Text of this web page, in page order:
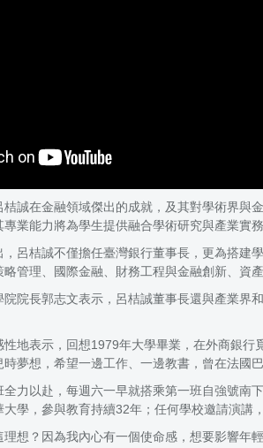
誠在金融領域傑出的成就，及其對學術界與
業能力將為學生提供融合學術研究與產業實
呂桔誠不僅擔任臺灣銀行董事長，更為搭建
管理、國際金融、財務工程與金融創新、資
院長郭志文表示，呂桔誠董事長還與產業界
地表示，回想1979年大學畢業，在外商銀
夢想，希望一邊工作、一邊教書，曾在法國
全力以赴，每週六一早就搭乘第一班自強號
學，參與教育持續32年；任何學校邀請演講
理想？因為我內心有一個使命感，想要影響